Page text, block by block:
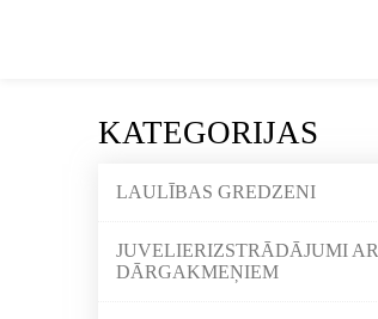
KATEGORIJAS
LAULĪBAS GREDZENI
JUVELIERIZSTRĀDĀJUMI AR
DĀRGAKMEŅIEM